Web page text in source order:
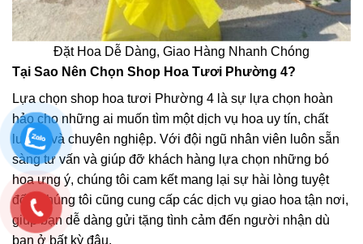
Đặt Hoa Dễ Dàng, Giao Hàng Nhanh Chóng
Tại Sao Nên Chọn Shop Hoa Tươi Phường 4?
Lựa chọn shop hoa tươi Phường 4 là sự lựa chọn hoàn
hảo cho những ai muốn tìm một dịch vụ hoa uy tín, chất
lượng và chuyên nghiệp. Với đội ngũ nhân viên luôn sẵn
sàng tư vấn và giúp đỡ khách hàng lựa chọn những bó
hoa ưng ý, chúng tôi cam kết mang lại sự hài lòng tuyệt
đối. Chúng tôi cũng cung cấp các dịch vụ giao hoa tận nơi,
giúp bạn dễ dàng gửi tặng tình cảm đến người nhận dù
bạn ở bất kỳ đâu.